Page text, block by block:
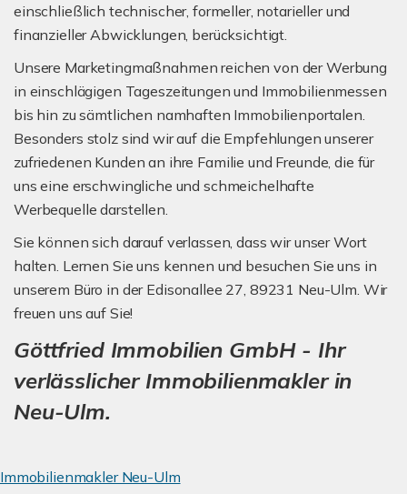
einschließlich technischer, formeller, notarieller und
finanzieller Abwicklungen, berücksichtigt.
Unsere Marketingmaßnahmen reichen von der Werbung
in einschlägigen Tageszeitungen und Immobilienmessen
bis hin zu sämtlichen namhaften Immobilienportalen.
Besonders stolz sind wir auf die Empfehlungen unserer
zufriedenen Kunden an ihre Familie und Freunde, die für
uns eine erschwingliche und schmeichelhafte
Werbequelle darstellen.
Sie können sich darauf verlassen, dass wir unser Wort
halten. Lernen Sie uns kennen und besuchen Sie uns in
unserem Büro in der Edisonallee 27, 89231 Neu-Ulm. Wir
freuen uns auf Sie!
Göttfried Immobilien GmbH - Ihr
verlässlicher Immobilienmakler in
Neu-Ulm.
Immobilienmakler Neu-Ulm